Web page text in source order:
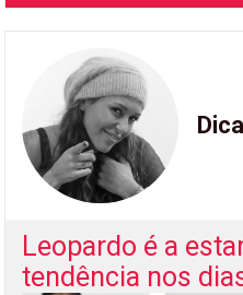
Leopardo é a
tendência nos